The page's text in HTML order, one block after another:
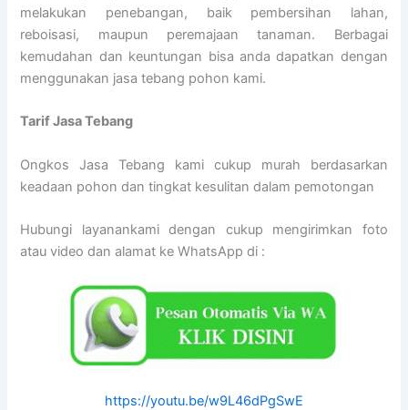
melakukan penebangan, baik pembersihan lahan,
reboisasi, maupun peremajaan tanaman. Berbagai
kemudahan dan keuntungan bisa anda dapatkan dengan
menggunakan jasa tebang pohon kami.
TarifJasa Tebang
Ongkos Jasa Tebang kami cukup murah berdasarkan
keadaan pohon dan tingkat kesulitan dalam pemotongan
Hubungi layanankami dengan cukup mengirimkan foto
atau video dan alamat ke WhatsApp di :
https://youtu.be/w9L46dPgSwE